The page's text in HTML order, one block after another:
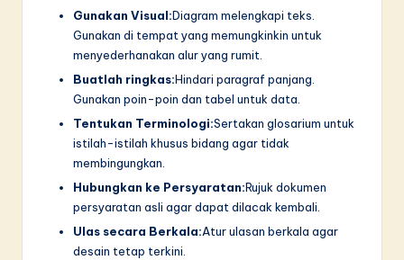
Gunakan Visual:Diagram melengkapi teks.
Gunakan di tempat yang memungkinkin untuk
menyederhanakan alur yang rumit.
Buatlah ringkas:Hindari paragraf panjang.
Gunakan poin-poin dan tabel untuk data.
Tentukan Terminologi:Sertakan glosarium untuk
istilah-istilah khusus bidang agar tidak
membingungkan.
Hubungkan ke Persyaratan:Rujuk dokumen
persyaratan asli agar dapat dilacak kembali.
Ulas secara Berkala:Atur ulasan berkala agar
desain tetap terkini.